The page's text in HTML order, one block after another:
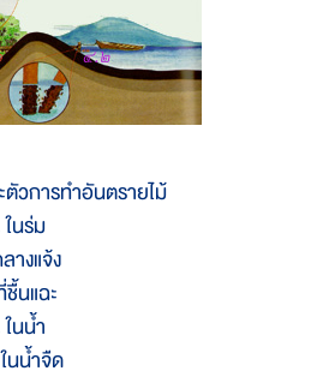
วการทำอันตรายไม้
นร่ม
างแจ้ง
นแฉะ
นน้ำ
นน้ำจืด